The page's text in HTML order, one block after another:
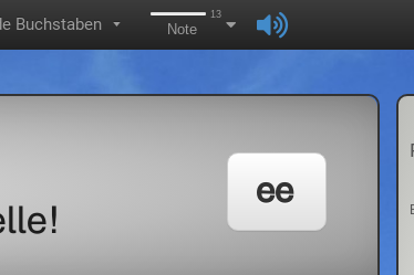
Buchstaben ▼
13
Note
ee